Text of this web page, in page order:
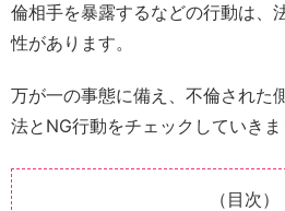
倫相手を暴露するなどの行動は、
性があります。
万が一の事態に備え、不倫された
法とNG行動をチェックしていきま
（目次）